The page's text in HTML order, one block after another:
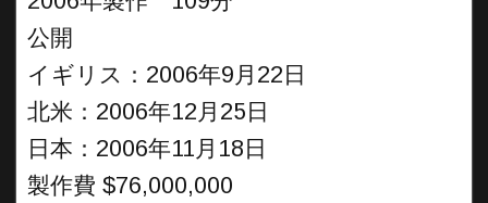
公開
イギリス：2006年9月22日
北米：2006年12月25日
日本：2006年11月18日
製作費 $76,000,000